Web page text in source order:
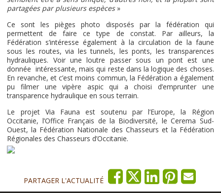
partagées par plusieurs espèces»
Ce sont les pièges photo disposés par la fédération qui
permettent de faire ce type de constat. Par ailleurs, la
Fédération s’intéresse également à la circulation de la faune
sous les routes, via les tunnels, les ponts, les transparences
hydrauliques. Voir une loutre passer sous un pont est une
donnée intéressante, mais qui reste dans la logique des choses.
En revanche, et c’est moins commun, la Fédération a également
pu filmer une vipère aspic qui a choisi d’emprunter une
transparence hydraulique en sous terrain.
Le projet Via Fauna est soutenu par l’Europe, la Région
Occitanie, l’Office Français de la Biodiversité, le Cerema Sud-
Ouest, la Fédération Nationale des Chasseurs et la Fédération
Régionales des Chasseurs d’Occitanie.
PARTAGER L'ACTUALITÉ